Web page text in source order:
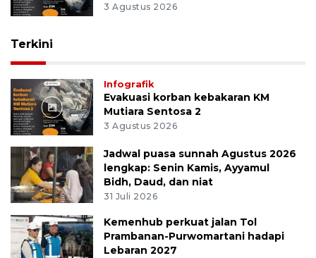
3 Agustus 2026
Terkini
Infografik
Evakuasi korban kebakaran KM
Mutiara Sentosa 2
3 Agustus 2026
Jadwal puasa sunnah Agustus 2026
lengkap: Senin Kamis, Ayyamul
Bidh, Daud, dan niat
31 Juli 2026
Kemenhub perkuat jalan Tol
Prambanan-Purwomartani hadapi
Lebaran 2027